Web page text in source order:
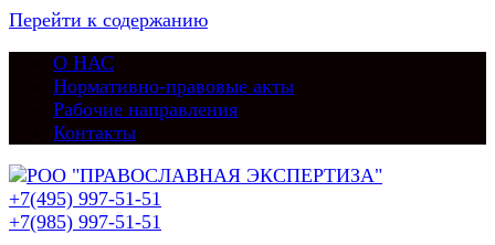
Перейти к содержанию
О НАС
Нормативно-правовые акты
Рабочие направления
Контакты
+7(495) 997-51-51
+7(985) 997-51-51